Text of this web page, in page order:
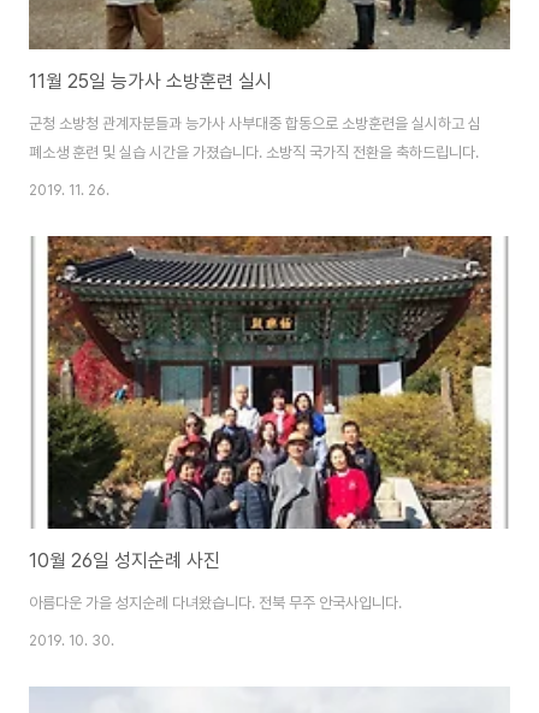
11월 25일 능가사 소방훈련 실시
군청 소방청 관계자분들과 능가사 사부대중 합동으로 소방훈련을 실시하고 심
폐소생 훈련 및 실습 시간을 가졌습니다. 소방직 국가직 전환을 축하드립니다.
2019. 11. 26.
10월 26일 성지순례 사진
아름다운 가을 성지순례 다녀왔습니다. 전북 무주 안국사입니다.
2019. 10. 30.